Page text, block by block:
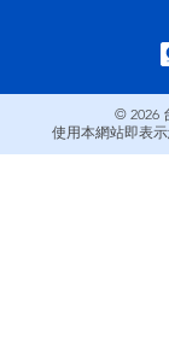
戶外及
派對用品
NERF熱火
© 2026
使用本網站即表